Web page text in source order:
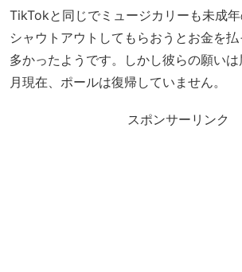
TikTokと同じでミュージカリーも未成年
シャウトアウトしてもらおうとお金を
多かったようです。しかし彼らの願い
月現在、ポールは復帰していません。
スポンサーリンク